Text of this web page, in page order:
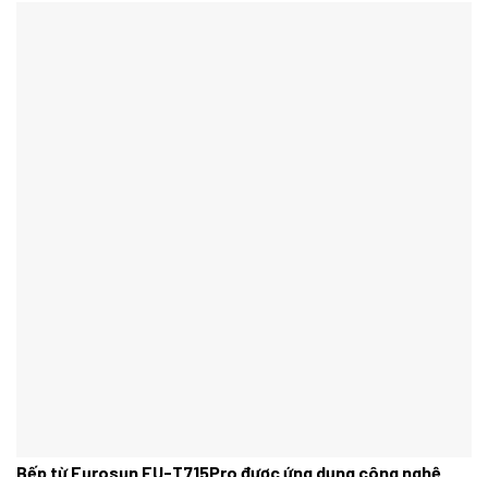
Bếp từ Eurosun EU-T715Pro được ứng dụng công nghệ